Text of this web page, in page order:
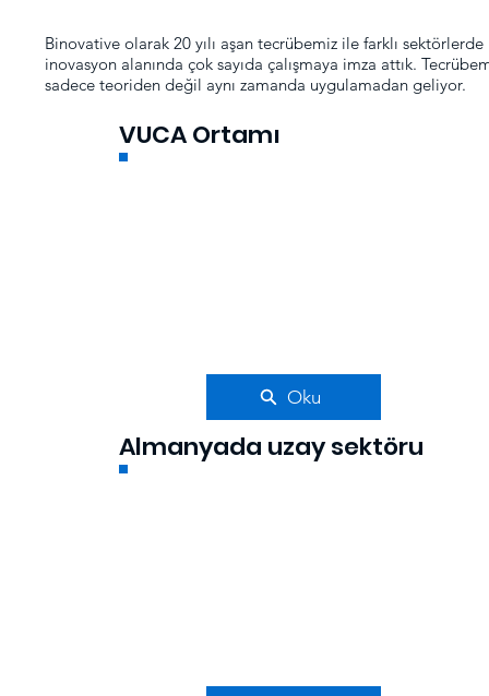
Binovative olarak 20 yılı aşan tecrübemiz ile farklı sektörlerde
inovasyon alanında çok sayıda çalışmaya imza attık.
sadece teoriden değil aynı zamanda uygulamadan geliyor.
VUCA Ortamı
Oku
Almanyada uzay sektöru